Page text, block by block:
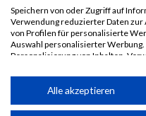
Prag laufend
Speichern von oder Zugriff auf
Verwendung reduzierter Daten zur
von Profilen für personalisierte
Auswahl personalisierter
Personalisierung von Inhalten.
Performance von Inhalten.
Kombinationen von Daten aus
von Inhalten.
Alle akzeptieren